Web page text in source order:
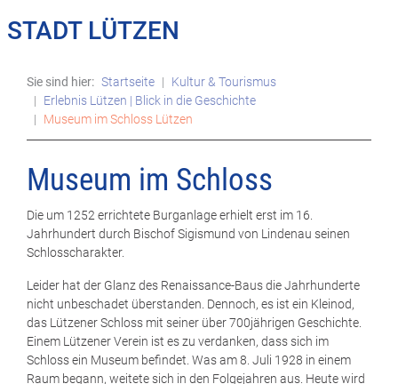
STADT LÜTZEN
Sie sind hier: Startseite
Kultur & Tourismus
Erlebnis Lützen | Blick in die Geschichte
Museum im Schloss Lützen
Museum im Schloss
Die um 1252 errichtete Burganlage erhielt erst im 16.
Jahrhundert durch Bischof Sigismund von Lindenau seinen
Schlosscharakter.
Leider hat der Glanz des Renaissance-Baus die Jahrhunderte
nicht unbeschadet überstanden. Dennoch, es ist ein Kleinod,
das Lützener Schloss mit seiner über 700jährigen Geschichte.
Einem Lützener Verein ist es zu verdanken, dass sich im
Schloss ein Museum befindet. Was am 8. Juli 1928 in einem
Raum begann, weitete sich in den Folgejahren aus. Heute wird